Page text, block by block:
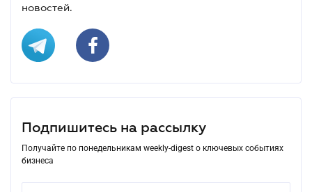
новостей.
Подпишитесь на рассылку
Получайте по понедельникам weekly-digest о ключевых событиях
бизнеса